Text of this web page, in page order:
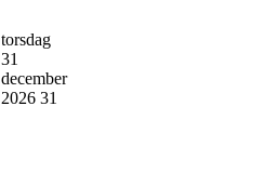
torsdag
31
december
2026 31